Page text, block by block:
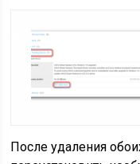
После удаления